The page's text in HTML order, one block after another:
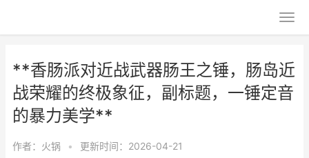
**香肠派对近战武器肠王之锤，肠岛近
战荣耀的终极象征，副标题，一锤定音
的暴力美学**
作者： 火锅 • 更新时间：2026-04-21